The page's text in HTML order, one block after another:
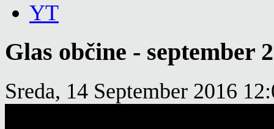
YT
Glas občine - september
Sreda, 14 September 2016